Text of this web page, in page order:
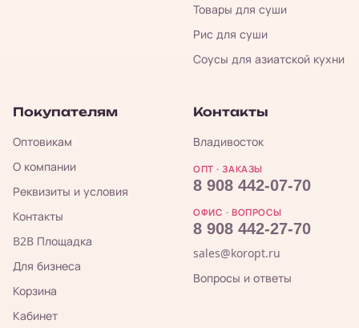
Товары для суши
Рис для суши
Соусы для азиатской кухни
Покупателям
Оптовикам
О компании
Реквизиты и условия
Контакты
B2B Площадка
Для бизнеса
Корзина
Кабинет
Контакты
Владивосток
ОПТ · ЗАКАЗЫ
8 908 442-07-70
ОФИС · ВОПРОСЫ
8 908 442-27-70
sales@koropt.ru
Вопросы и ответы